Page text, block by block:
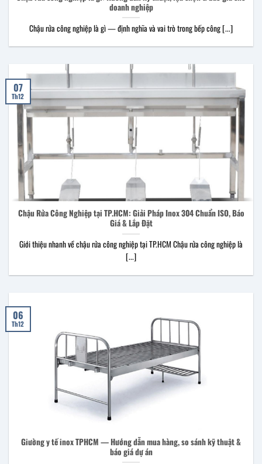
doanh nghiệp
Chậu rửa công nghiệp là gì — định nghĩa và vai trò trong bếp công [...]
Chậu Rửa Công Nghiệp tại TP.HCM: Giải Pháp Inox 304 Chuẩn ISO, Báo
Giá & Lắp Đặt
Giới thiệu nhanh về chậu rửa công nghiệp tại TP.HCM Chậu rửa công nghiệp là
[...]
07
Th12
Giường y tế inox TPHCM — Hướng dẫn mua hàng, so sánh kỹ thuật &
báo giá dự án
06
Th12